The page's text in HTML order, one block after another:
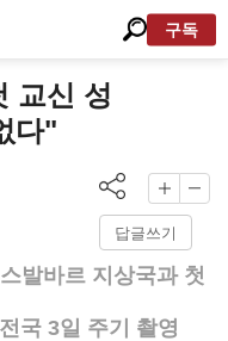
구독
교신 성
다"
답글쓰기
발바르 지상국과 첫
국 3일 주기 촬영